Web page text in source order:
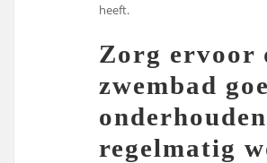
heeft.
Zorg ervoor
zwembad
regelmatig